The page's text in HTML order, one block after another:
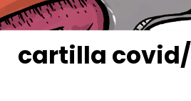
cartilla covid/